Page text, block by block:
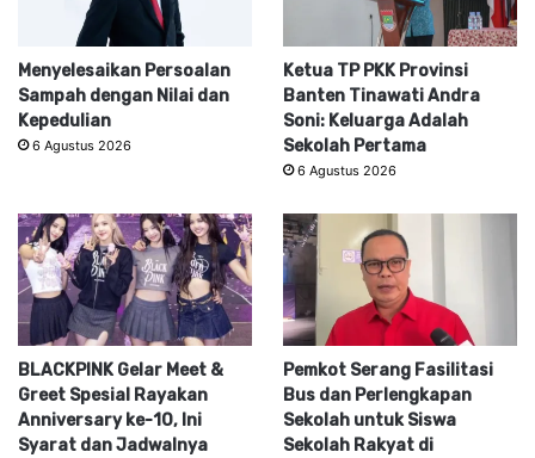
Menyelesaikan Persoalan
Sampah dengan Nilai dan
Kepedulian
6 Agustus 2026
Ketua TP PKK Provinsi
Banten Tinawati Andra
Soni: Keluarga Adalah
Sekolah Pertama
6 Agustus 2026
BLACKPINK Gelar Meet &
Greet Spesial Rayakan
Anniversary ke-10, Ini
Syarat dan Jadwalnya
Pemkot Serang Fasilitasi
Bus dan Perlengkapan
Sekolah untuk Siswa
Sekolah Rakyat di